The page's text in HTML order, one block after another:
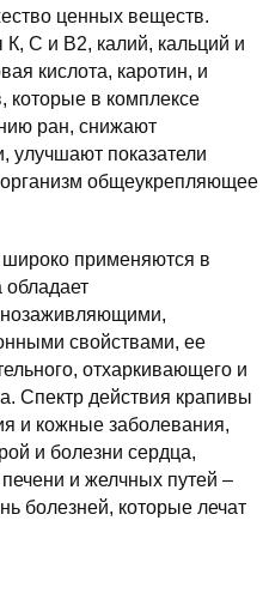
ценных веществ.
С и В2, калий, кальций и
кислота, каротин, и
которые в комплексе
ран, снижают
улучшают показатели
общеукрепляющее
применяются в
свойствами, ее
отхаркивающего и
Спектр действия крапивы
и кожные заболевания,
и болезни сердца,
печени и желчных путей –
болезней, которые лечат